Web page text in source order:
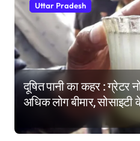
Uttar Pradesh
दूषित पानी का कहर : ग्रेटर
अधिक लोग बीमार,